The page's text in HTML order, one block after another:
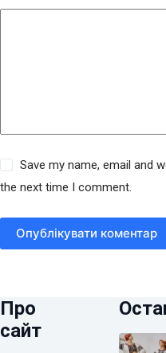
Save my name, email and
the next time I comment.
Опублікувати коментар
Про
сайт